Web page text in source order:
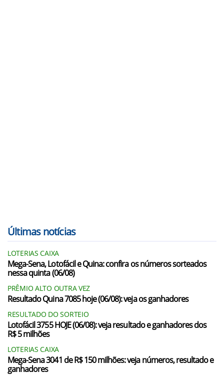
Últimas notícias
LOTERIAS CAIXA
Mega-Sena, Lotofácil e Quina: confira os números sorteados
nessa quinta (06/08)
PRÊMIO ALTO OUTRA VEZ
Resultado Quina 7085 hoje (06/08): veja os ganhadores
RESULTADO DO SORTEIO
Lotofácil 3755 HOJE (06/08): veja resultado e ganhadores dos
R$ 5 milhões
LOTERIAS CAIXA
Mega-Sena 3041 de R$ 150 milhões: veja números, resultado e
ganhadores